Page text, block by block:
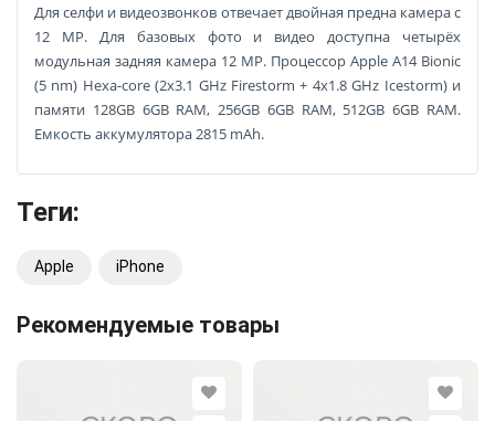
Для селфи и видеозвонков отвечает двойная предна камера с
12 MP. Для базовых фото и видео доступна четырёх
модульная задняя камера 12 MP. Процессор Apple A14 Bionic
(5 nm) Hexa-core (2x3.1 GHz Firestorm + 4x1.8 GHz Icestorm) и
памяти 128GB 6GB RAM, 256GB 6GB RAM, 512GB 6GB RAM.
Емкость аккумулятора 2815 mAh.
Теги:
Apple iPhone
Рекомендуемые товары